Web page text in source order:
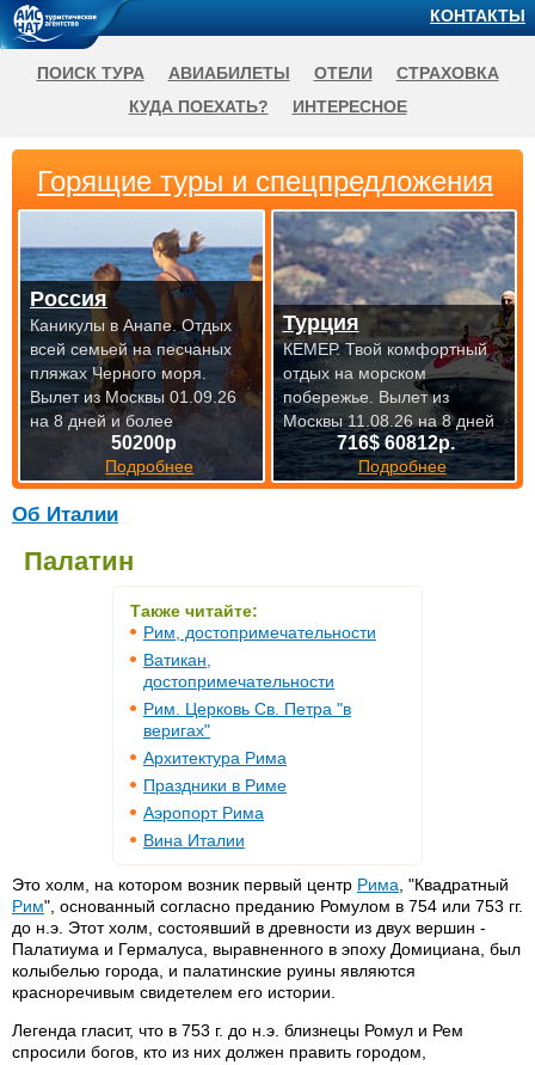
Об Италии
Палатин
Также читайте:
Рим, достопримечательности
Ватикан,
достопримечательности
Рим. Церковь Св. Петра "в
веригах"
Архитектура Рима
Праздники в Риме
Аэропорт Рима
Вина Италии
Это холм, на котором возник первый центр Рима , "Квадратный
Рим", основанный согласно преданию Ромулом в 754 или 753 гг.
до н.э. Этот холм, состоявший в древности из двух вершин -
Палатиума и Гермалуса, выравненного в эпоху Домициана, был
колыбелью города, и палатинские руины являются
красноречивым свидетелем его истории.
Легенда гласит, что в 753 г. до н.э. близнецы Ромул и Рем
спросили богов, кто из них должен править городом,
Горящие туры и спецпредложения
50200р
Подробнее
Россия
Каникулы в Анапе. Отдых
всей семьей на песчаных
пляжах Черного моря.
Вылет из Москвы 01.09.26
на 8 дней и более
716$ 60812р.
Подробнее
Турция
КЕМЕР. Твой комфортный
отдых на морском
побережье. Вылет из
Москвы 11.08.26 на 8 дней
КОНТАКТЫ
ПОИСК ТУРА АВИАБИЛЕТЫ ОТЕЛИ
СТРАХОВКА
КУДА ПОЕХАТЬ?
ИНТЕРЕСНОЕ